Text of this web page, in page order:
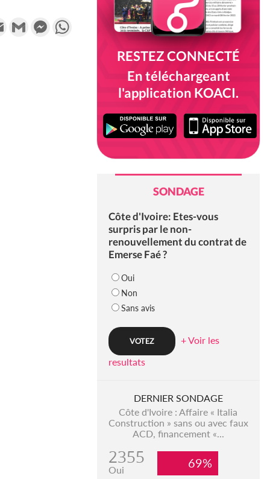
Email Gmail MessengerWhatsApp
RESTEZ CONNECTÉ
En téléchargeant
l'application KOACI.
SONDAGE
Côte d'Ivoire: Etes-vous
surpris par le non-
renouvellement du contrat de
Emerse Faé ?
Oui
Non
Sans avis
+ Voir les
resultats
DERNIER SONDAGE
Côte d'Ivoire : Affaire « Italia
Construction » sans ou avec faux
ACD, financement «...
2355
Oui 69%